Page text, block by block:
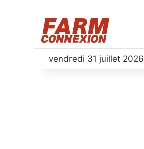
vendredi 31 juillet 2026